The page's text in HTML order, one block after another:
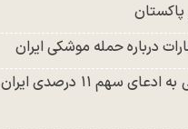
درباره حمله موشکی ایران
پاسخ عراقچی به ادعای سهم ۱۱ درصدی ایران